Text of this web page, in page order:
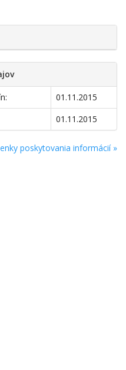
01.11.2015
01.11.2015
poskytovania informácií »